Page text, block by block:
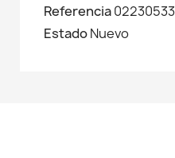
Referencia
EstadoNuevo